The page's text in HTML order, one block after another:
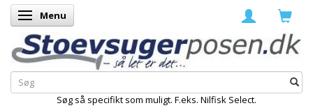
Skifte navigation
Menu
Søg så specifikt som muligt. F.eks. Nilfisk Select.